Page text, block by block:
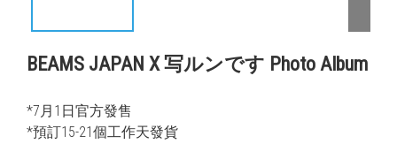
BEAMS JAPAN X 写ルンです Photo Album
*7月1日官方發售
*預訂15-21個工作天發貨